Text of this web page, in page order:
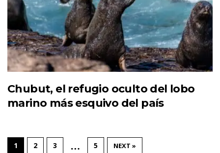
Chubut, el refugio oculto del lobo
marino más esquivo del país
1 2 3 … 5 NEXT »